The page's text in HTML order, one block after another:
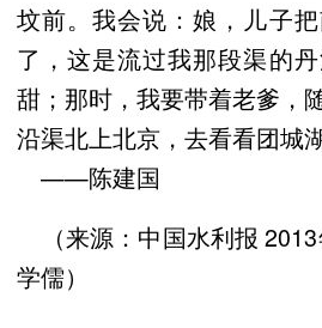
坟前。我会说：娘，儿子
了，这是流过我那段渠的
甜；那时，我要带着老爹，
沿渠北上北京，去看看团城湖
——陈建国
（来源：中国水利报
学儒）